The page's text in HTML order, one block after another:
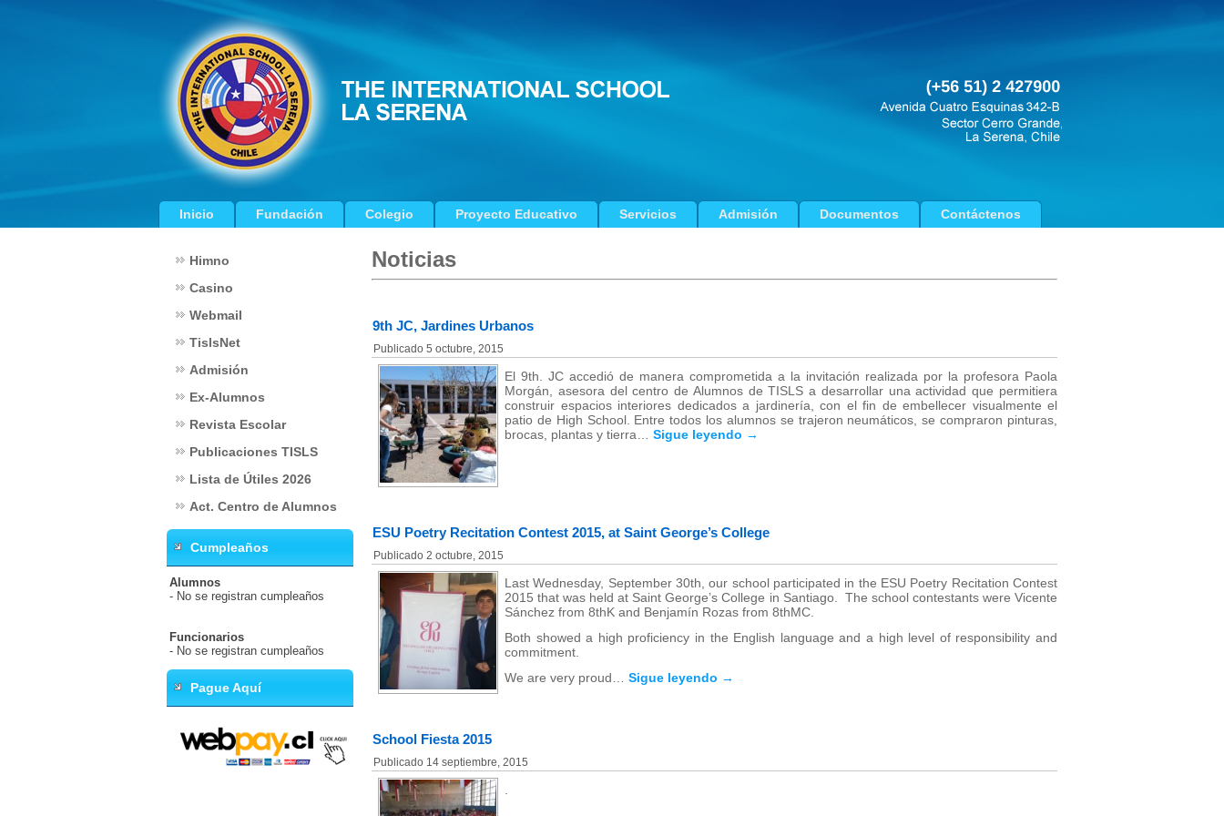
Inicio Fundación Colegio Proyecto Educativo Servicios Admisión Documentos Contáctenos
Himno
Casino
Webmail
TislsNet
Admisión
Ex-Alumnos
Revista Escolar
Publicaciones TISLS
Lista de Útiles 2026
Act. Centro de Alumnos
Cumpleaños
Alumnos
- No se registran cumpleaños
Funcionarios
- No se registran cumpleaños
Pague Aquí
Noticias
9th JC, Jardines Urbanos
Publicado 5 octubre, 2015
El 9th. JC accedió de manera comprometida a la invitación realizada por la profesora Paola
Morgán, asesora del centro de Alumnos de TISLS a desarrollar una actividad que permitiera
construir espacios interiores dedicados a jardinería, con el fin de embellecer visualmente el
patio de High School. Entre todos los alumnos se trajeron neumáticos, se compraron pinturas,
brocas, plantas y tierra… Sigue leyendo →
ESU Poetry Recitation Contest 2015, at Saint George’s College
Publicado 2 octubre, 2015
Last Wednesday, September 30th, our school participated in the ESU Poetry Recitation Contest
2015 that was held at Saint George’s College in Santiago. The school contestants were Vicente
Sánchez from 8thK and Benjamín Rozas from 8thMC.
Both showed a high proficiency in the English language and a high level of responsibility and
commitment.
We are very proud… Sigue leyendo →
School Fiesta 2015
Publicado 14 septiembre, 2015